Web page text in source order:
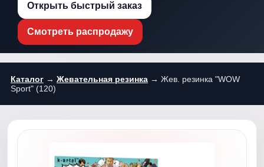
Открыть быстрый заказ
Смотреть распродажу
Каталог → Жевательная резинка → Жев. резинка "WOW
Sport" (120)